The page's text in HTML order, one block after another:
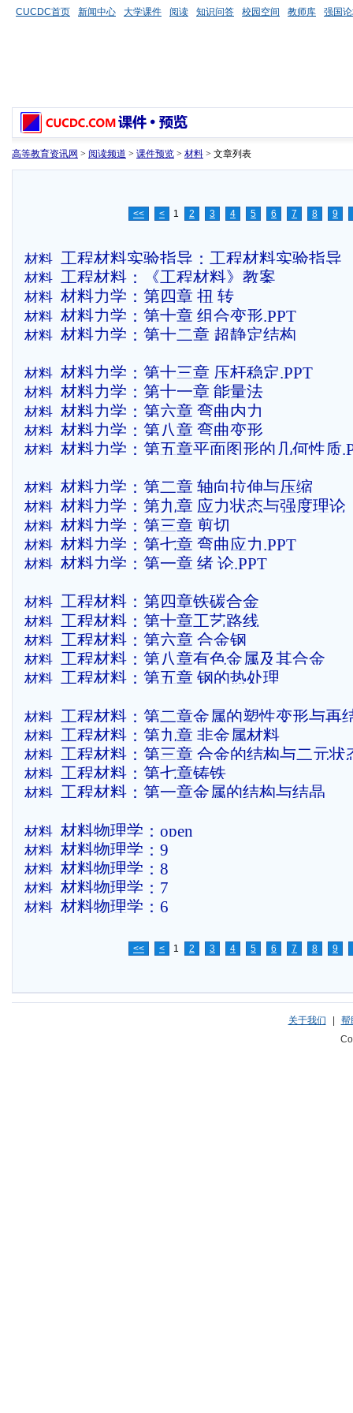
CUCDC首页 新闻中心 大学课件 阅读 知识问答 校园空间 教师库 强国
高等教育资讯网 > 阅读频道 > 课件预览 > 材料 > 文章列表
<< < 1 2 3 4 5 6 7 8 9
材料 工程材料实验指导：工程材料实验指导
材料 工程材料：《工程材料》教案
材料 材料力学：第四章 扭 转
材料 材料力学：第十章 组合变形.PPT
材料 材料力学：第十二章 超静定结构
材料 材料力学：第十三章 压杆稳定.PPT
材料 材料力学：第十一章 能量法
材料 材料力学：第六章 弯曲内力
材料 材料力学：第八章 弯曲变形
材料 材料力学：第五章平面图形的几何性质
材料 材料力学：第二章 轴向拉伸与压缩
材料 材料力学：第九章 应力状态与强度理论
材料 材料力学：第三章 剪切
材料 材料力学：第七章 弯曲应力.PPT
材料 材料力学：第一章 绪 论.PPT
材料 工程材料：第四章铁碳合金
材料 工程材料：第十章工艺路线
材料 工程材料：第六章 合金钢
材料 工程材料：第八章有色金属及其合金
材料 工程材料：第五章 钢的热处理
材料 工程材料：第二章金属的塑性变形与再
材料 工程材料：第九章 非金属材料
材料 工程材料：第三章 合金的结构与二元状
材料 工程材料：第七章铸铁
材料 工程材料：第一章金属的结构与结晶
材料 材料物理学：open
材料 材料物理学：9
材料 材料物理学：8
材料 材料物理学：7
材料 材料物理学：6
<< < 1 2 3 4 5 6 7 8 9
关于我们 |
帮